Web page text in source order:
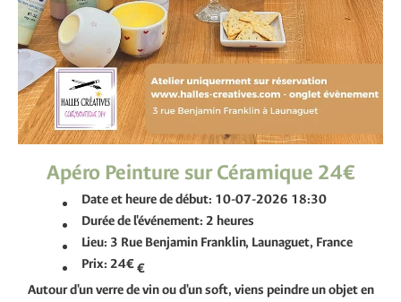
Apéro Peinture sur Céramique 24€
Date et heure de début: 10-07-2026 18:30
Durée de l'événement: 2 heures
Lieu: 3 Rue Benjamin Franklin, Launaguet, France
Prix: 24€€
Autour d'un verre de vin ou d'un soft, viens peindre un objet en